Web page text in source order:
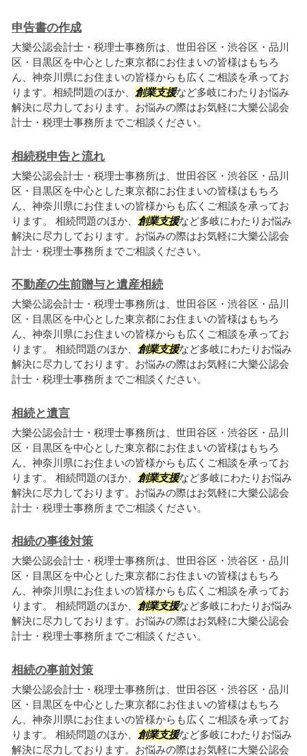
申告書の作成
大樂公認会計士・税理士事務所は、世田谷区・渋谷区・品川
区・目黒区を中心とした東京都にお住まいの皆様はもちろ
ん、神奈川県にお住まいの皆様からも広くご相談を承ってお
ります。相続問題のほか、 創業支援など多岐にわたりお悩み
解決に尽力しております。お悩みの際はお気軽に大樂公認会
計士・税理士事務所までご相談ください。
相続税申告と流れ
大樂公認会計士・税理士事務所は、世田谷区・渋谷区・品川
区・目黒区を中心とした東京都にお住まいの皆様はもちろ
ん、神奈川県にお住まいの皆様からも広くご相談を承ってお
ります。 相続問題のほか、 創業支援など多岐にわたりお悩み
解決に尽力しております。お悩みの際はお気軽に大樂公認会
計士・税理士事務所までご相談ください。
不動産の生前贈与と遺産相続
大樂公認会計士・税理士事務所は、世田谷区・渋谷区・品川
区・目黒区を中心とした東京都にお住まいの皆様はもちろ
ん、神奈川県にお住まいの皆様からも広くご相談を承ってお
ります。 相続問題のほか、 創業支援など多岐にわたりお悩み
解決に尽力しております。お悩みの際はお気軽に大樂公認会
計士・税理士事務所までご相談ください。
相続と遺言
大樂公認会計士・税理士事務所は、世田谷区・渋谷区・品川
区・目黒区を中心とした東京都にお住まいの皆様はもちろ
ん、神奈川県にお住まいの皆様からも広くご相談を承ってお
ります。 相続問題のほか、 創業支援など多岐にわたりお悩み
解決に尽力しております。お悩みの際はお気軽に大樂公認会
計士・税理士事務所までご相談ください。
相続の事後対策
大樂公認会計士・税理士事務所は、世田谷区・渋谷区・品川
区・目黒区を中心とした東京都にお住まいの皆様はもちろ
ん、神奈川県にお住まいの皆様からも広くご相談を承ってお
ります。 相続問題のほか、 創業支援など多岐にわたりお悩み
解決に尽力しております。お悩みの際はお気軽に大樂公認会
計士・税理士事務所までご相談ください。
相続の事前対策
大樂公認会計士・税理士事務所は、世田谷区・渋谷区・品川
区・目黒区を中心とした東京都にお住まいの皆様はもちろ
ん、神奈川県にお住まいの皆様からも広くご相談を承ってお
ります。 相続問題のほか、 創業支援など多岐にわたりお悩み
解決に尽力しております。お悩みの際はお気軽に大樂公認会